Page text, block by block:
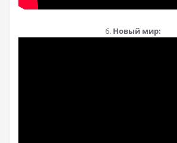
6. Новый мир: